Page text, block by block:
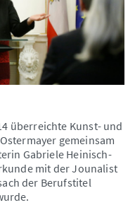
überreichte Kunst- und
gemeinsam
Gabriele Heinisch-
mit der Jounalist
der Berufstitel